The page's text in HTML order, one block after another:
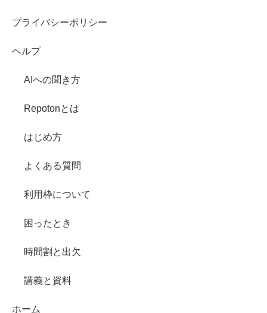
プライバシーポリシー
ヘルプ
AIへの聞き方
Repotonとは
はじめ方
よくある質問
利用枠について
困ったとき
時間割と出欠
講義と資料
ホーム